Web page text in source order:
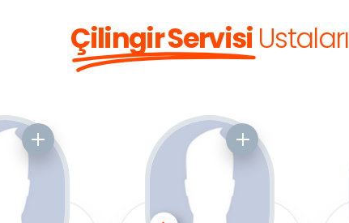
Çilingir ServisiUstaları